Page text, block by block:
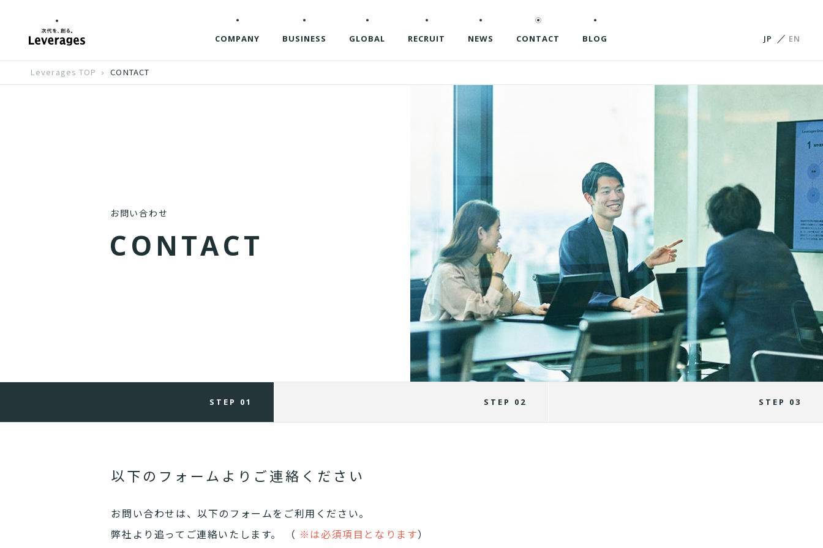
COMPANY BUSINESS GLOBAL RECRUIT NEWS CONTACT BLOG JP EN
Leverages TOP CONTACT
お問い合わせ
CO NTACT
STEP 01 STEP 02 STEP 03
以下のフォームよりご連絡ください
お問い合わせは、以下のフォームをご利用ください。
弊社より追ってご連絡いたします。 （ ※は必須項目となります）